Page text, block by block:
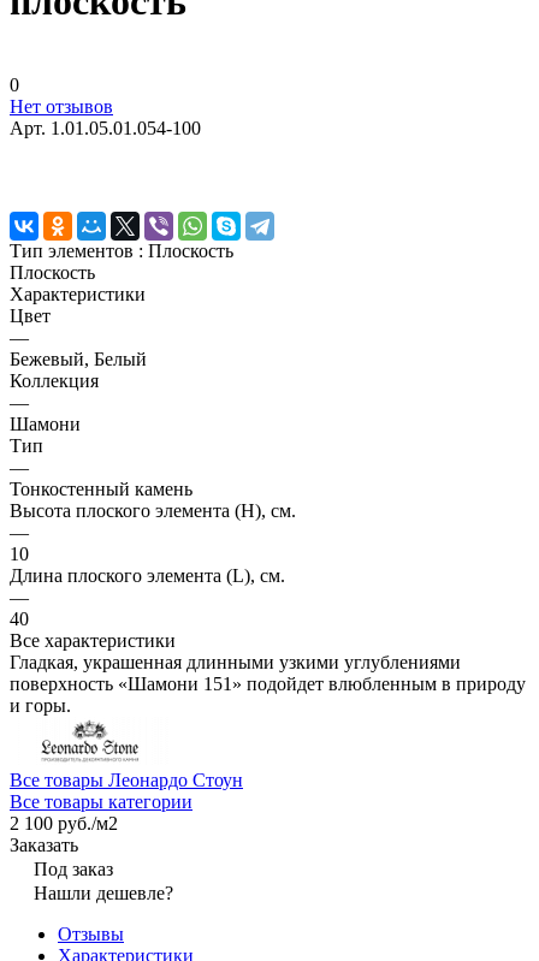
0
Нет отзывов
Арт. 1.01.05.01.054-100
Тип элементов : Плоскость
Плоскость
Характеристики
Цвет
—
Бежевый, Белый
Коллекция
—
Шамони
Тип
—
Тонкостенный камень
Высота плоского элемента (H), см.
—
10
Длина плоского элемента (L), см.
—
40
Все характеристики
Гладкая, украшенная длинными узкими углублениями
поверхность «Шамони 151» подойдет влюбленным в природу
и горы.
Все товары Леонардо Стоун
Все товары категории
2 100 руб./м2
Заказать
Под заказ
Нашли дешевле?
Отзывы
Характеристики